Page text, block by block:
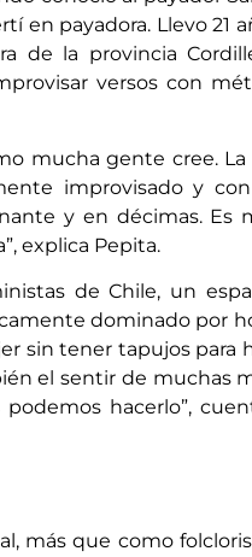
en payadora. Llevo 21
de la provincia
versos con
mucha gente cree. La
improvisado y
y en décimas. Es
explica Pepita.
de Chile, un
dominado por
sin tener tapujos para
el sentir de muchas
hacerlo”,
más que como